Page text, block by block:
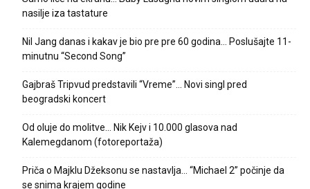
nasilje iza tastature
Nil Jang danas i kakav je bio pre pre 60 godina… Poslušajte 11-
minutnu “Second Song”
Gajbraš Tripvud predstavili “Vreme”… Novi singl pred
beogradski koncert
Od oluje do molitve… Nik Kejv i 10.000 glasova nad
Kalemegdanom (fotoreportaža)
Priča o Majklu Džeksonu se nastavlja… “Michael 2” počinje da
se snima krajem godine